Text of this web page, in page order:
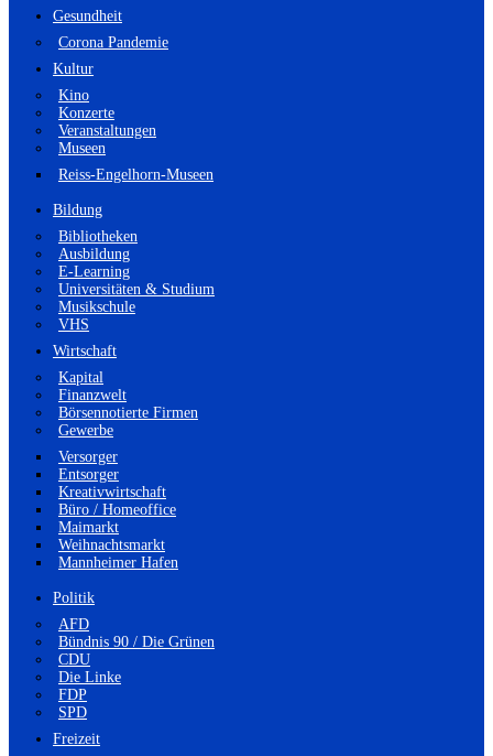
Gesundheit
Corona Pandemie
Kultur
Kino
Konzerte
Veranstaltungen
Museen
Reiss-Engelhorn-Museen
Bildung
Bibliotheken
Ausbildung
E-Learning
Universitäten & Studium
Musikschule
VHS
Wirtschaft
Kapital
Finanzwelt
Börsennotierte Firmen
Gewerbe
Versorger
Entsorger
Kreativwirtschaft
Büro / Homeoffice
Maimarkt
Weihnachtsmarkt
Mannheimer Hafen
Politik
AFD
Bündnis 90 / Die Grünen
CDU
Die Linke
FDP
SPD
Freizeit